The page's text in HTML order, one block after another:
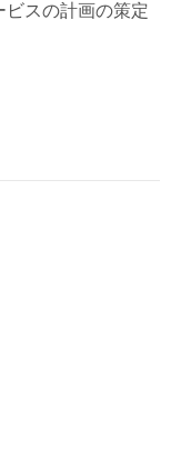
スの計画の策定